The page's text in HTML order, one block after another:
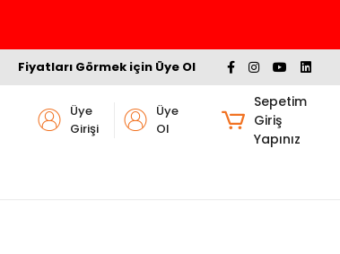
Fiyatları Görmek için Üye Ol
Üye
Girişi
Üye
Ol
Sepetim
Giriş
Yapınız